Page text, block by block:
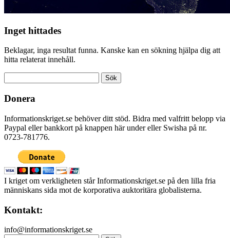
Inget hittades
Beklagar, inga resultat funna. Kanske kan en sökning hjälpa dig att
hitta relaterat innehåll.
efter:
Donera
Informationskriget.se behöver ditt stöd. Bidra med valfritt belopp via
Paypal eller bankkort på knappen här under eller Swisha på nr.
0723-781776.
I kriget om verkligheten står Informationskriget.se på den lilla fria
människans sida mot de korporativa auktoritära globalisterna.
Kontakt:
info@informationskriget.se